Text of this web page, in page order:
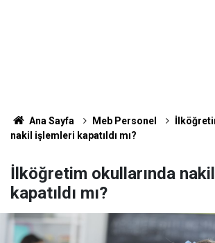
Ana Sayfa Meb Personel
nakil işlemleri kapatıldı mı?
İlköğretim okullarında
kapatıldı mı?